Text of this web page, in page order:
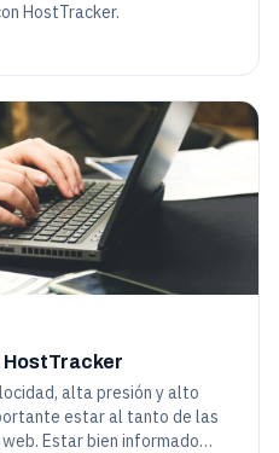
HostTracker.
alta presión y alto
estar al tanto de las
Estar bien informado